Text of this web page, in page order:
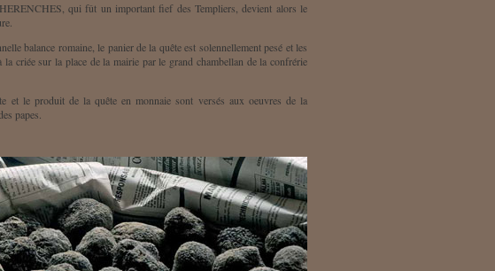
qui fût un important fief des Templiers, devient alors le
balance romaine, le panier de la quête est solennellement pesé et les
la criée sur la place de la mairie par le grand chambellan de la confrérie
et le produit de la quête en monnaie sont versés aux oeuvres de la
papes.